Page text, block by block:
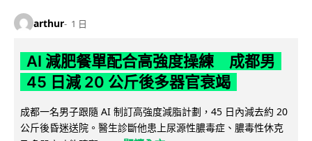
arthur 1 日
AI 減肥餐單配合高強度操練 成都男
45 日減 20 公斤後多器官衰竭
成都一名男子跟隨 AI 制訂高強度減脂計劃，45 日內減去約 20
公斤後昏迷送院。醫生診斷他患上尿源性膿毒症、膿毒性休克